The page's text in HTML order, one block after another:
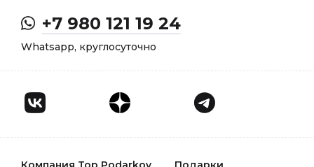
+7 980 121 19 24
Whatsapp, круглосуточно